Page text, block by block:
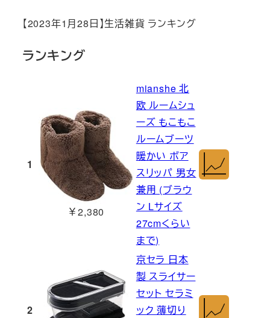
【2023年1月28日】生活雑貨 ランキング
ランキング
1
￥2,380
mianshe 北
欧 ルームシュ
ーズ もこもこ
ルームブーツ
暖かい ボア
スリッパ 男女
兼用 (ブラウ
ン Lサイズ
27cmくらい
まで)
2
京セラ 日本
製 スライサー
セット セラミ
ック 薄切り